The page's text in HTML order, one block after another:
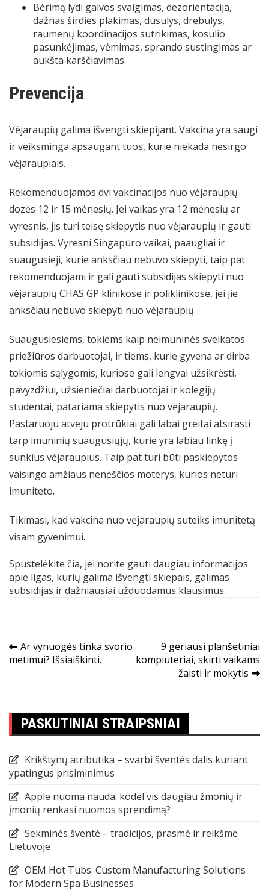
Bėrimą lydi galvos svaigimas, dezorientacija,
dažnas širdies plakimas, dusulys, drebulys,
raumenų koordinacijos sutrikimas, kosulio
pasunkėjimas, vėmimas, sprando sustingimas ar
aukšta karščiavimas.
Prevencija
Vėjaraupių galima išvengti skiepijant. Vakcina yra saugi
ir veiksminga apsaugant tuos, kurie niekada nesirgo
vėjaraupiais.
Rekomenduojamos dvi vakcinacijos nuo vėjaraupių
dozės 12 ir 15 mėnesių. Jei vaikas yra 12 mėnesių ar
vyresnis, jis turi teisę skiepytis nuo vėjaraupių ir gauti
subsidijas. Vyresni Singapūro vaikai, paaugliai ir
suaugusieji, kurie anksčiau nebuvo skiepyti, taip pat
rekomenduojami ir gali gauti subsidijas skiepyti nuo
vėjaraupių CHAS GP klinikose ir poliklinikose, jei jie
anksčiau nebuvo skiepyti nuo vėjaraupių.
Suaugusiesiems, tokiems kaip neimuninės sveikatos
priežiūros darbuotojai, ir tiems, kurie gyvena ar dirba
tokiomis sąlygomis, kuriose gali lengvai užsikrėsti,
pavyzdžiui, užsieniečiai darbuotojai ir kolegijų
studentai, patariama skiepytis nuo vėjaraupių.
Pastaruoju atveju protrūkiai gali labai greitai atsirasti
tarp imuninių suaugusiųjų, kurie yra labiau linkę į
sunkius vėjaraupius. Taip pat turi būti paskiepytos
vaisingo amžiaus nenėščios moterys, kurios neturi
imuniteto.
Tikimasi, kad vakcina nuo vėjaraupių suteiks imunitetą
visam gyvenimui.
Spustelėkite čia, jei norite gauti daugiau informacijos
apie ligas, kurių galima išvengti skiepais, galimas
subsidijas ir dažniausiai užduodamus klausimus.
Navigacija
tarp
Ar vynuogės tinka svorio
metimui? Išsiaiškinti.
9 geriausi planšetiniai
kompiuteriai, skirti vaikams
žaisti ir mokytis
PASKUTINIAI STRAIPSNIAI
Krikštynų atributika – svarbi šventės dalis kuriant
ypatingus prisiminimus
Apple nuoma nauda: kodėl vis daugiau žmonių ir
įmonių renkasi nuomos sprendimą?
Sekminės šventė – tradicijos, prasmė ir reikšmė
Lietuvoje
OEM Hot Tubs: Custom Manufacturing Solutions
for Modern Spa Businesses